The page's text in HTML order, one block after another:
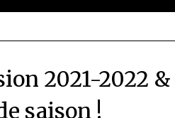
2021-2022
saison !